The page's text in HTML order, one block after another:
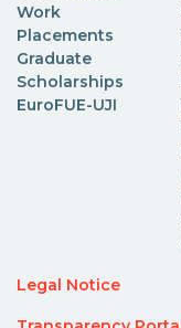
Work
Placements
Graduate
Scholarships
EuroFUE-UJI
Legal Notice